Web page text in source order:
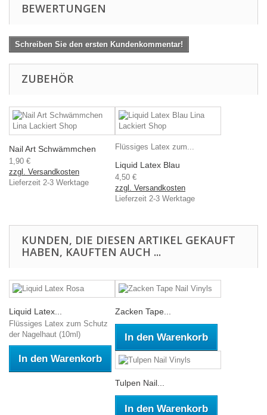
BEWERTUNGEN
Schreiben Sie den ersten Kundenkommentar!
ZUBEHÖR
Nail Art Schwämmchen
1,90 €
zzgl. Versandkosten
Lieferzeit 2-3 Werktage
Flüssiges Latex zum...
Liquid Latex Blau
4,50 €
zzgl. Versandkosten
Lieferzeit 2-3 Werktage
KUNDEN, DIE DIESEN ARTIKEL GEKAUFT
HABEN, KAUFTEN AUCH ...
Liquid Latex...
Flüssiges Latex zum Schutz
der Nagelhaut (10ml)
In den Warenkorb
Zacken Tape...
In den Warenkorb
Tulpen Nail...
In den Warenkorb